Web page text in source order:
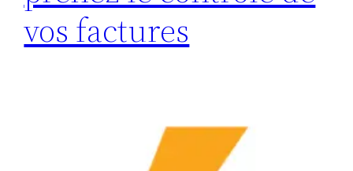
vos factures